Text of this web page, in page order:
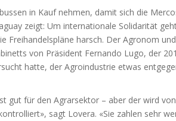
in Kauf nehmen, damit sich die
zeigt: Um internationale Solidarität
Freihandelspläne harsch. Der Agronom und
von Präsident Fernando Lugo, der
hatte, der Agroindustrie etwas
gut für den Agrarsektor – aber der wird von
sagt Lovera. «Sie zahlen sehr